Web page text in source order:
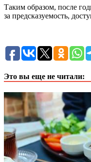
Таким образом, после
за предсказуемость,
Это вы еще не читали: